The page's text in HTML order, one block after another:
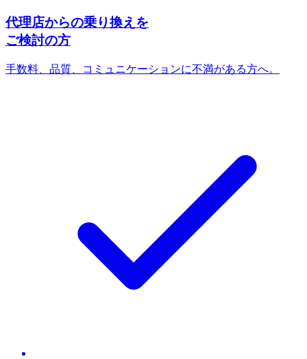
代理店からの乗り換えを
ご検討の方
手数料、品質、コミュニケーションに不満がある方へ。